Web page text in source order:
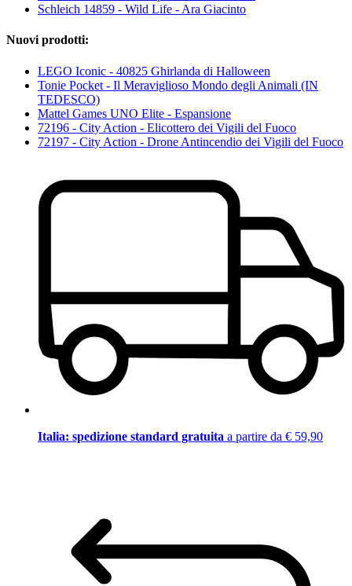
Schleich 14859 - Wild Life - Ara Giacinto
Nuovi prodotti:
LEGO Iconic - 40825 Ghirlanda di Halloween
Tonie Pocket - Il Meraviglioso Mondo degli Animali (IN
TEDESCO)
Mattel Games UNO Elite - Espansione
72196 - City Action - Elicottero dei Vigili del Fuoco
72197 - City Action - Drone Antincendio dei Vigili del Fuoco
Italia: spedizione standard gratuita a partire da € 59,90